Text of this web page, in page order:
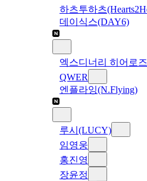
하츠투하츠
데이식스(DAY6)
엑스디너리 히어로
QWER
엔플라잉(N.Flying)
루시(LUCY)
임영웅
홍진영
장윤정